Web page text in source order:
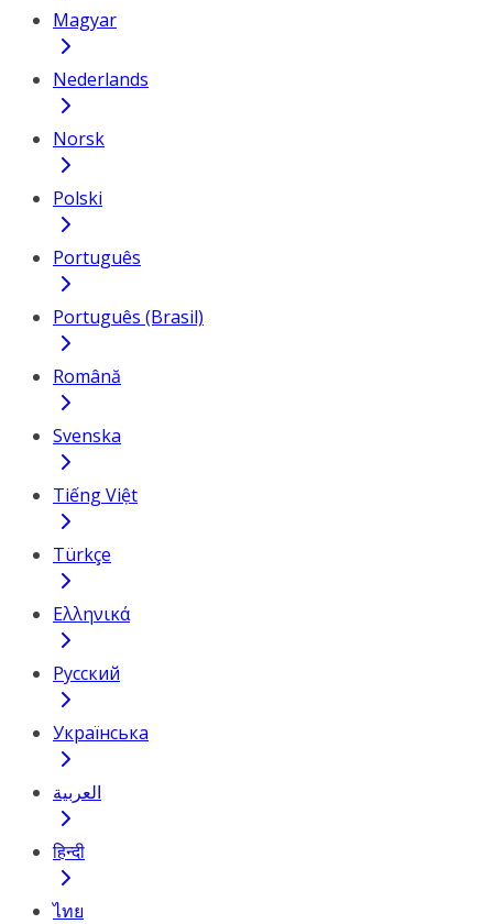
Magyar
Nederlands
Norsk
Polski
Português
Português (Brasil)
Română
Svenska
Tiếng Việt
Türkçe
Ελληνικά
Русский
Українська
العربية
हिन्दी
ไทย